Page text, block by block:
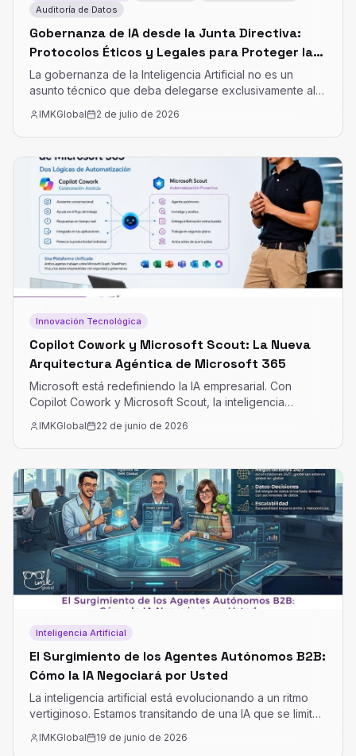
Auditoría de Datos
Gobernanza de IA desde la Junta Directiva:
Protocolos Éticos y Legales para Proteger la
Reputación de su Marca
La gobernanza de la Inteligencia Artificial no es un
asunto técnico que deba delegarse exclusivamente al
ética y, sobre todo, reputacional.
IMKGlobal 2 de julio de 2026
Innovación Tecnológica
Copilot Cowork y Microsoft Scout: La Nueva
Arquitectura Agéntica de Microsoft 365
Microsoft está redefiniendo la IA empresarial. Con
Copilot Cowork y Microsoft Scout, la inteligencia
de coordinar procesos, mantener continuidad y generar
resultados autónomos dentro de la organización
IMKGlobal 22 de junio de 2026
Inteligencia Artificial
El Surgimiento de los Agentes Autónomos B2B:
Cómo la IA Negociará por Usted
La inteligencia artificial está evolucionando a un ritmo
vertiginoso. Estamos transitando de una IA que se limita
"ejecutar tareas" con autonomía delegada. Este cambio
IMKGlobal 19 de junio de 2026